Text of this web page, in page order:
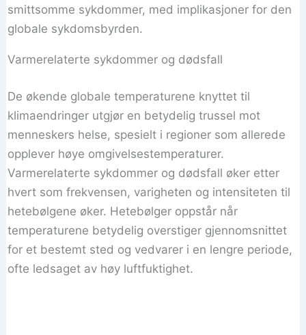
smittsomme sykdommer, med implikasjoner for den
globale sykdomsbyrden.
Varmerelaterte sykdommer og dødsfall
De økende globale temperaturene knyttet til
klimaendringer utgjør en betydelig trussel mot
menneskers helse, spesielt i regioner som allerede
opplever høye omgivelsestemperaturer.
Varmerelaterte sykdommer og dødsfall øker etter
hvert som frekvensen, varigheten og intensiteten til
hetebølgene øker. Hetebølger oppstår når
temperaturene betydelig overstiger gjennomsnittet
for et bestemt sted og vedvarer i en lengre periode,
ofte ledsaget av høy luftfuktighet.